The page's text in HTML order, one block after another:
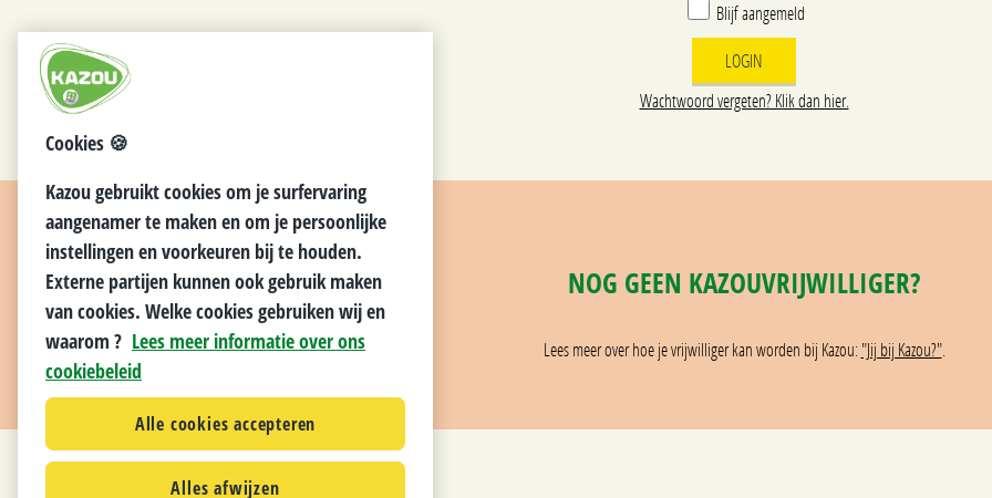
Blijf aangemeld
Wachtwoord vergeten? Klik dan hier.
NOG GEEN KAZOUVRIJWILLIGER?
Lees meer over hoe je vrijwilliger kan worden bij Kazou:"Jij bij Kazou?".
Cookies 🍪
Kazou gebruikt cookies om je surfervaring
aangenamer te maken en om je persoonlijke
instellingen en voorkeuren bij te houden.
Externe partijen kunnen ook gebruik maken
van cookies. Welke cookies gebruiken wij en
waarom ? Lees meer informatie over ons
cookiebeleid
Alle cookies accepteren
Alles afwijzen